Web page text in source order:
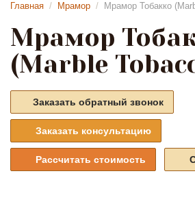
Главная / Мрамор / Мрамор Тобакко
Мрамор
(Marble
Заказать обратный звонок
Заказать консультацию
Рассчитать стоимость